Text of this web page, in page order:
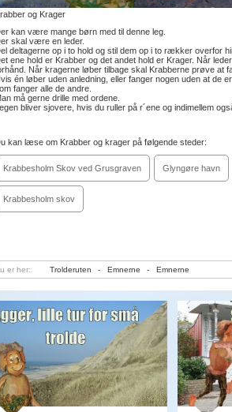
og Krager
kan være mange børn med til denne leg.
skal være en leder.
deltagerne op i to hold og stil dem op i to rækker overfor
ene hold er Krabber og det andet hold er Krager. Når
Når kragerne løber tilbage skal Krabberne prøve at
én løber uden anledning, eller fanger nogen uden at de
fanger alle de andre.
må gerne drille med ordene.
bliver sjovere, hvis du ruller på r´ene og indimellem
kan læse om Krabber og krager på følgende steder:
Krabbesholm Skov ved Grusgraven Glyngøre havn
Krabbesholm skov
er her: Trolderuten - Emnerne - Emnerne